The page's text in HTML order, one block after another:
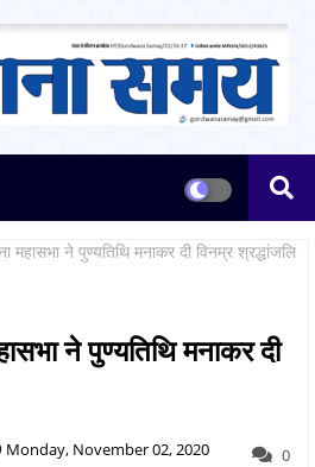
महासभा ने पुण्यतिथि मनाकर दी विनम्र श्रद्धांजलि
ने पुण्यतिथि मनाकर दी
Monday, November 02, 2020 0